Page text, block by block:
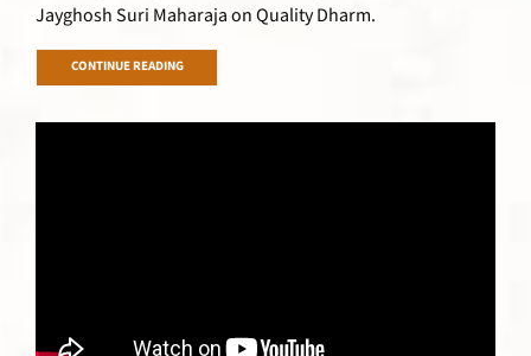
Jayghosh Suri Maharaja on Quality Dharm.
CONTINUE READING